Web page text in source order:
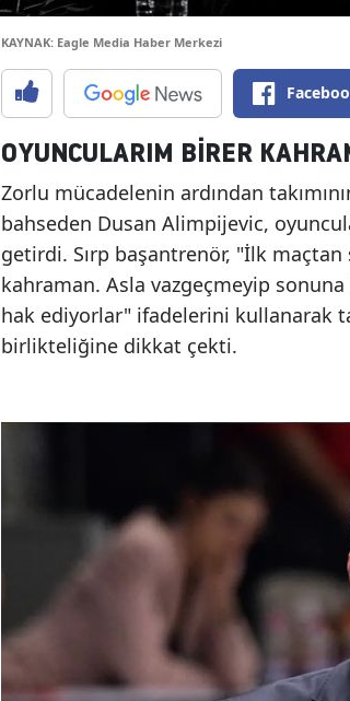
KAYNAK: Eagle Media Haber Merkezi
OYUNCULARIM BİRER
Zorlu mücadelenin ardından
bahseden Dusan Alimpijevic,
getirdi. Sırp başantrenör, "İlk
kahraman. Asla vazgeçmeyip
hak ediyorlar" ifadelerini kullanarak
birlikteliğine dikkat çekti.